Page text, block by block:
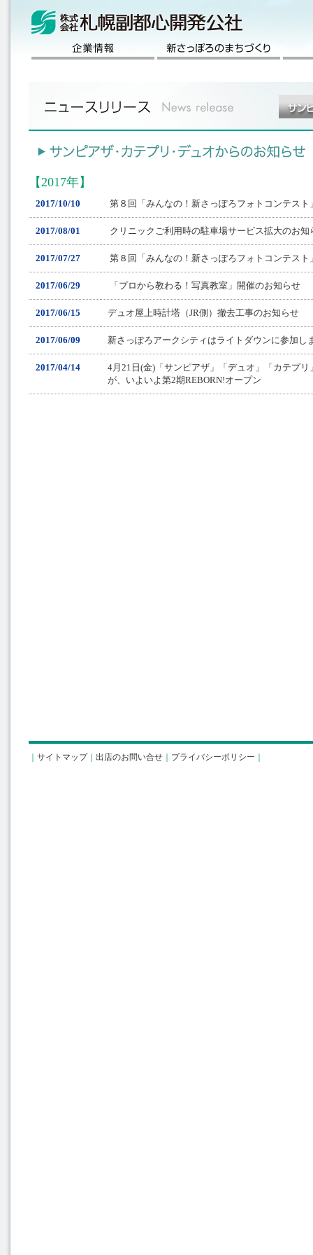
【2017年】
2017/10/10 第８回「みんなの！新さっぽろフォトコンテスト
2017/08/01 クリニックご利用時の駐車場サービス拡大のお知
2017/07/27 第８回「みんなの！新さっぽろフォトコンテスト
2017/06/29 「プロから教わる！写真教室」開催のお知らせ
2017/06/15 デュオ屋上時計塔（JR側）撤去工事のお知らせ
2017/06/09 新さっぽろアークシティはライトダウンに参加し
2017/04/14
4月21日(金)「サンピアザ」「デュオ」「カテプ
が、いよいよ第2期REBORN!オープン
サイトマップ｜ 出店のお問い合せ プライバシーポリシー